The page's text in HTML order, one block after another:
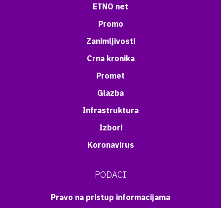
ETNO net
Promo
Zanimljivosti
Crna kronika
Promet
Glazba
Infrastruktura
Izbori
Koronavirus
PODACI
Pravo na pristup informacijama